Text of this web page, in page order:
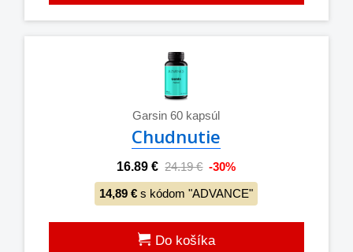
Garsin 60 kapsúl
Chudnutie
16.89 € 24.19 € -30%
14,89 € s kódom "ADVANCE"
Do košíka